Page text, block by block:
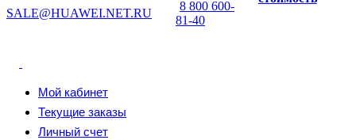
SALE@HUAWEI.NET.RU
8 800 600-
81-40
Мой кабинет
Текущие заказы
Личный счет